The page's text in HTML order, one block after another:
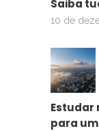
Saiba
10 de
Estudar
para